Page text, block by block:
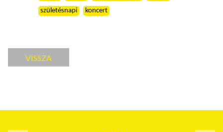
születésnapi
koncert
VISSZA